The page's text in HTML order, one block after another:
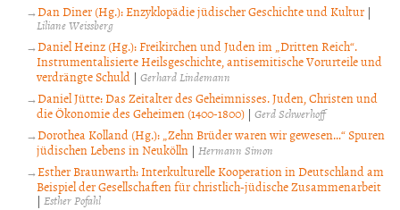
Dan Diner (Hg.): Enzyklopädie jüdischer Geschichte und Kultur |
Liliane Weissberg
Daniel Heinz (Hg.): Freikirchen und Juden im „Dritten Reich“.
Instrumentalisierte Heilsgeschichte, antisemitische Vorurteile und
verdrängte Schuld | Gerhard Lindemann
Daniel Jütte: Das Zeitalter des Geheimnisses. Juden, Christen und
die Ökonomie des Geheimen (1400-1800) | Gerd Schwerhoff
Dorothea Kolland (Hg.): „Zehn Brüder waren wir gewesen…“ Spuren
jüdischen Lebens in Neukölln | Hermann Simon
Esther Braunwarth: Interkulturelle Kooperation in Deutschland am
Beispiel der Gesellschaften für christlich-jüdische Zusammenarbeit
| Esther Pofahl